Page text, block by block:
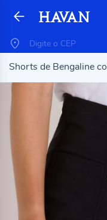
Shorts de Bengaline